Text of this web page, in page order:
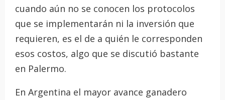
cuando aún no se conocen los protocolos
que se implementarán ni la inversión que
requieren, es el de a quién le corresponden
esos costos, algo que se discutió bastante
en Palermo.
En Argentina el mayor avance ganadero